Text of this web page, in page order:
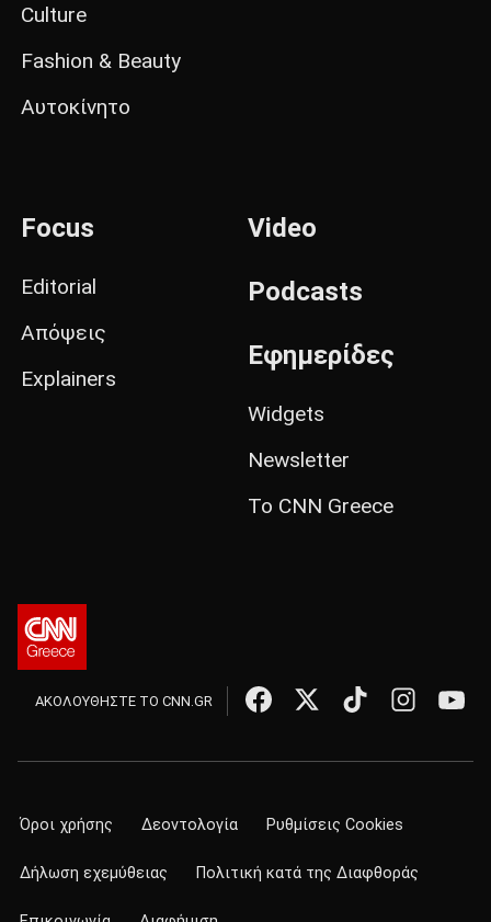
Culture
Fashion & Beauty
Αυτοκίνητο
Focus
Editorial
Απόψεις
Explainers
Video
Podcasts
Εφημερίδες
Widgets
Newsletter
Το CNN Greece
ΑΚΟΛΟΥΘΗΣΤΕ ΤΟ CNN.GR
Όροι χρήσης Δεοντολογία Ρυθμίσεις Cookies
Δήλωση εχεμύθειας Πολιτική κατά της Διαφθοράς